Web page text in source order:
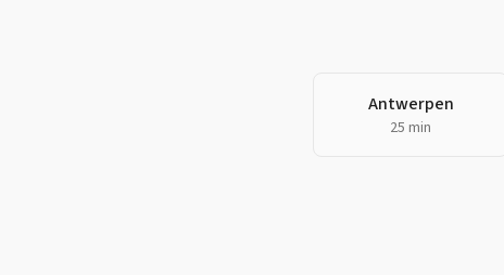
Antwerpen
25 min